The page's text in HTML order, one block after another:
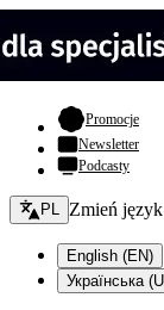
Promocje-
Newsletter
Podcasty
Zmień język -
PL Zmień
English (EN)
Українська